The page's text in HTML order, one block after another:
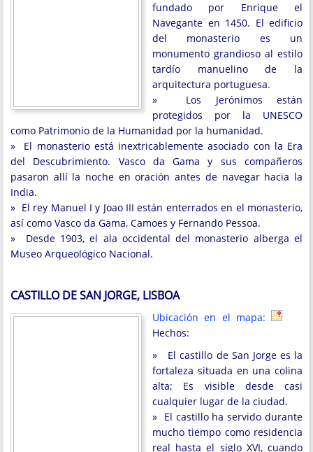
fundado por Enrique el
Navegante en 1450. El edificio
del monasterio es un
monumento grandioso al estilo
tardío manuelino de la
arquitectura portuguesa.
» Los Jerónimos están
protegidos por la UNESCO
como Patrimonio de la Humanidad por la humanidad.
» El monasterio está inextricablemente asociado con la Era
del Descubrimiento. Vasco da Gama y sus compañeros
pasaron allí la noche en oración antes de navegar hacia la
India.
» El rey Manuel I y Joao III están enterrados en el monasterio,
así como Vasco da Gama, Camoes y Fernando Pessoa.
» Desde 1903, el ala occidental del monasterio alberga el
Museo Arqueológico Nacional.
CASTILLO DE SAN JORGE, LISBOA
Ubicación en el mapa:
Hechos:
» El castillo de San Jorge es la
fortaleza situada en una colina
alta; Es visible desde casi
cualquier lugar de la ciudad.
» El castillo ha servido durante
mucho tiempo como residencia
real hasta el siglo XVI, cuando